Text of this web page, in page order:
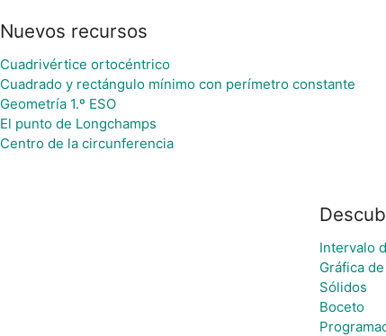
Nuevos recursos
Cuadrivértice ortocéntrico
Cuadrado y rectángulo mínimo con perímetro constante
Geometría 1.º ESO
El punto de Longchamps
Centro de la circunferencia
Intervalo
Gráfica
Sólidos
Boceto